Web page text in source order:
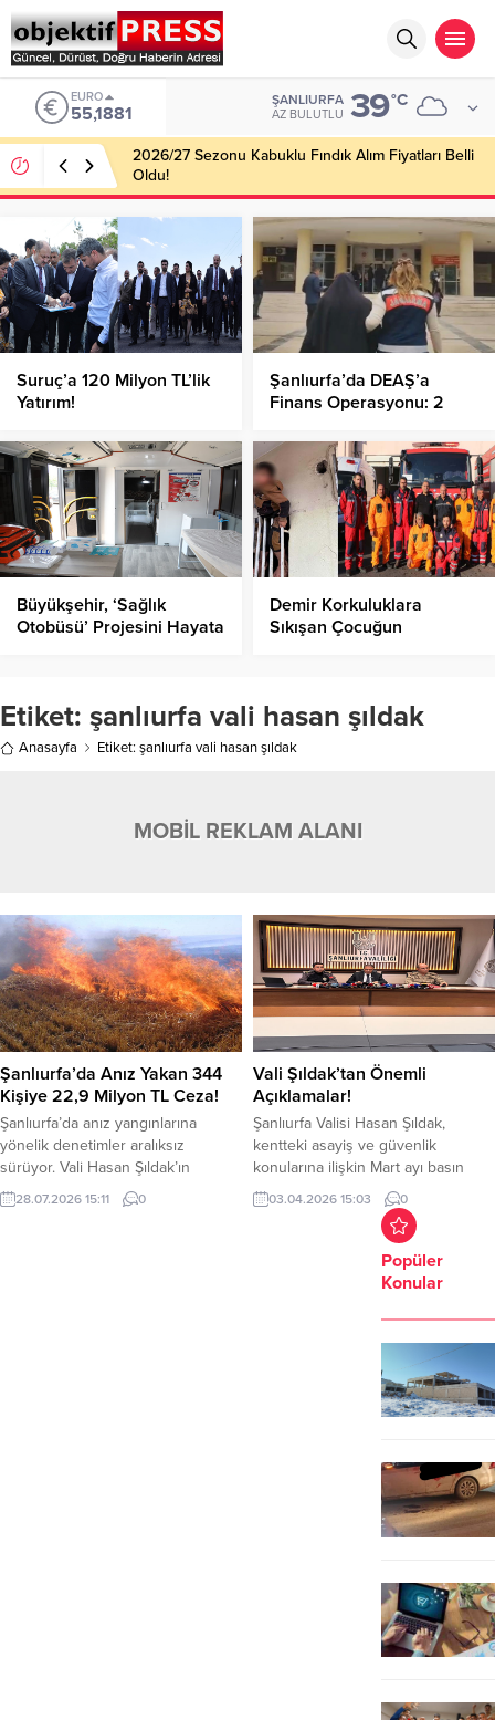
EURO
55,1881
ŞANLIURFA
AZ BULUTLU 39°C
2026/27 Sezonu Kabuklu Fındık Alım Fiyatları Belli
Oldu!
Suruç’a 120 Milyon TL’lik
Yatırım!
Şanlıurfa’da DEAŞ’a
Finans Operasyonu: 2
Büyükşehir, ‘Sağlık
Otobüsü’ Projesini Hayata
Demir Korkuluklara
Sıkışan Çocuğun
Etiket: şanlıurfa vali hasan şıldak
Anasayfa Etiket: şanlıurfa vali hasan şıldak
MOBİL REKLAM ALANI
Şanlıurfa’da Anız Yakan 344
Kişiye 22,9 Milyon TL Ceza!
Şanlıurfa’da anız yangınlarına
yönelik denetimler aralıksız
sürüyor. Vali Hasan Şıldak’ın
paylaştığı verilere göre, anız yaktığı
tespit edilen 344 kişiye toplam 22
28.07.2026 15:11 0
Vali Şıldak’tan Önemli
Açıklamalar!
Şanlıurfa Valisi Hasan Şıldak,
kentteki asayiş ve güvenlik
konularına ilişkin Mart ayı basın
toplantısında önemli
bilgilendirmelerde bulundu. Vali
Şıldak, 2026 yılının ilk üç ayında
Şanlıurfa’da yürütülen operasyonlar
neticesinde 72 kilogram skunk, 25
bin adet sentetik ecza ve 4 bin
adet captagon ele geçirildiğini
03.04.2026 15:03 0
Popüler
Konular